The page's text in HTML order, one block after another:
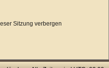
Sitzung verbergen